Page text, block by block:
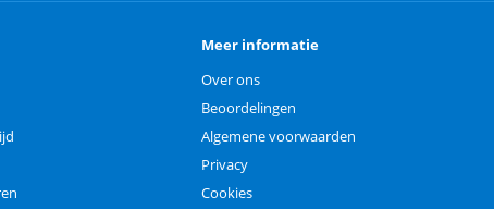
Meer informatie
Over ons
Beoordelingen
Algemene voorwaarden
Privacy
Cookies